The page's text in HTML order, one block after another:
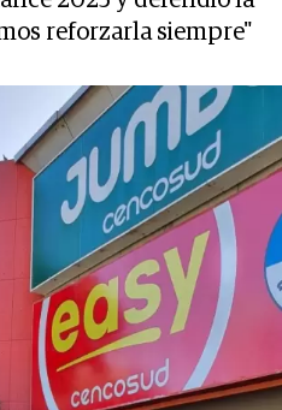
reforzarla siempre"